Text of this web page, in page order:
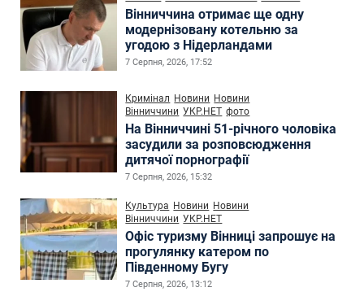
Вінниччина отримає ще одну
модернізовану котельню за
угодою з Нідерландами
7 Серпня, 2026, 17:52
Кримінал Новини Новини
Вінниччини УКР.НЕТ фото
На Вінниччині 51-річного чоловіка
засудили за розповсюдження
дитячої порнографії
7 Серпня, 2026, 15:32
Культура Новини Новини
Вінниччини УКР.НЕТ
Офіс туризму Вінниці запрошує на
прогулянку катером по
Південному Бугу
7 Серпня, 2026, 13:12